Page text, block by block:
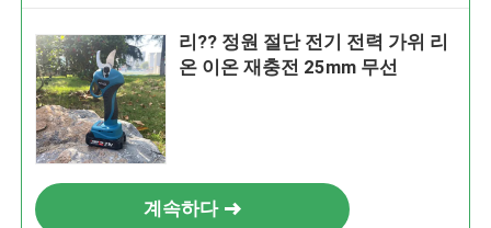
리?? 정원 절단 전기 전력 가위 리
온 이온 재충전 25mm 무선
계속하다